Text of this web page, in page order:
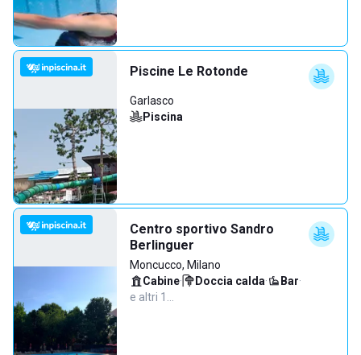
Piscine Le Rotonde
Garlasco
Piscina
Centro sportivo Sandro
Berlinguer
Moncucco, Milano
Cabine· Doccia calda· Bar·
e altri 1…